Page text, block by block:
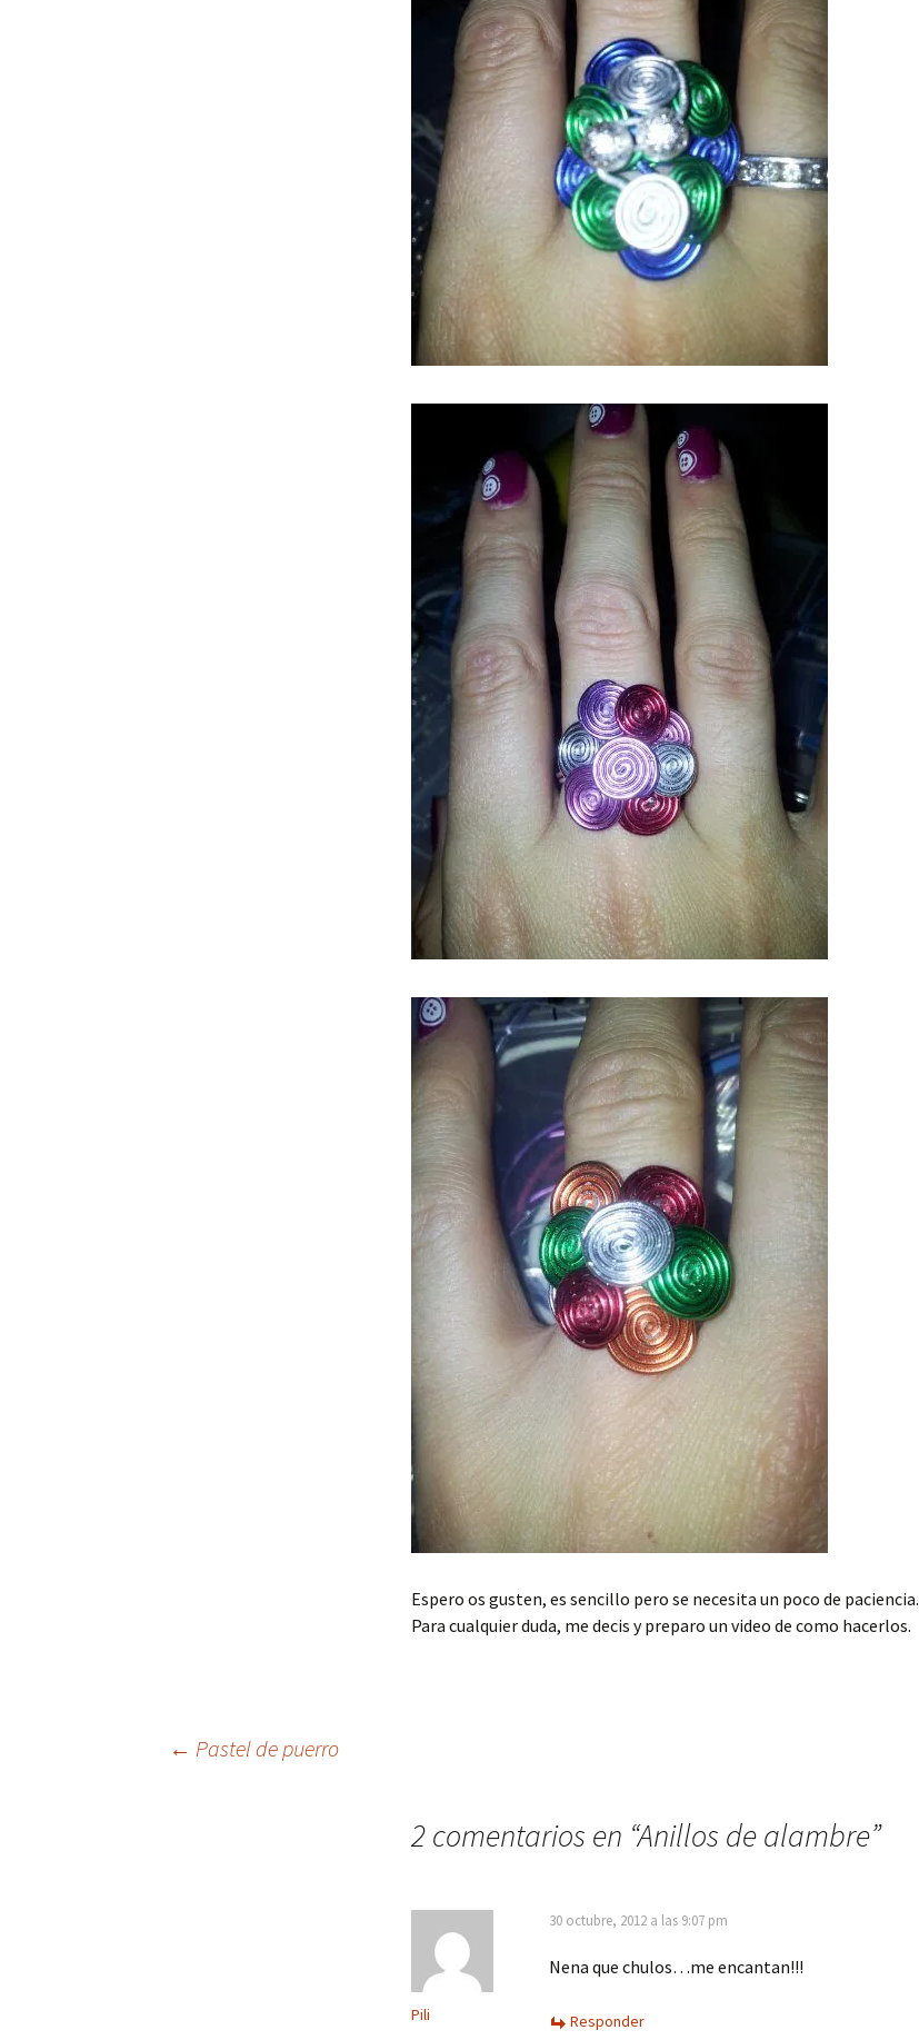
Espero os gusten, es sencillo pero se necesita un poco de paciencia.
Para cualquier duda, me decis y preparo un video de como hacerlos.
Navegación
← Pastel de puerro
2 comentarios en “Anillos de alambre”
Pili
30 octubre, 2012 a las 9:07 pm
Nena que chulos…me encantan!!!
Responder